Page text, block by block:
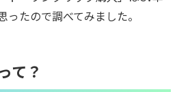
たので調べてみました。
て？